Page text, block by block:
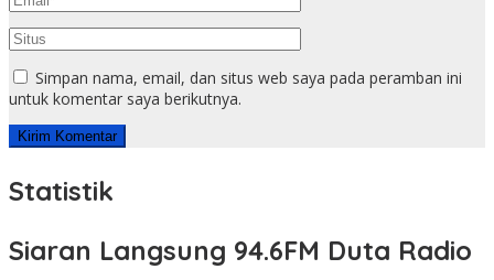
Simpan nama, email, dan situs web saya pada peramban ini
untuk komentar saya berikutnya.
Statistik
Siaran Langsung 94.6FM Duta Radio